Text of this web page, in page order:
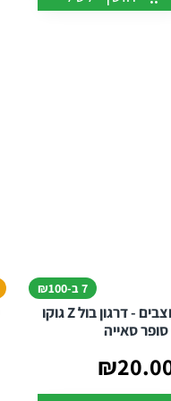
7 ב-₪100
גרביים מעוצבים - דרגון בול Z גוקו
סופר סאייה